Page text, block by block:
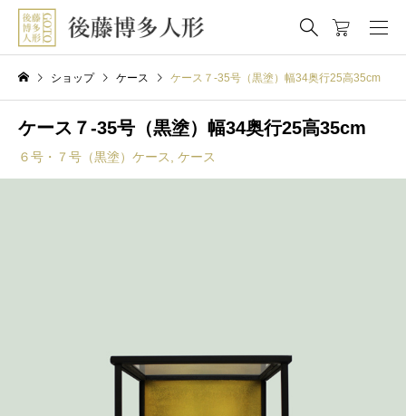
ショップ ケース ケース７-35号（黒塗）幅34奥行25高35cm
ケース７-35号（黒塗）幅34奥行25高35cm
６号・７号（黒塗）ケース ケース